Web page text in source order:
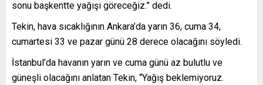
sonu başkentte yağışı göreceğiz.” dedi.
Tekin, hava sıcaklığının Ankara’da yarın 36, cuma 34,
cumartesi 33 ve pazar günü 28 derece olacağını söyledi.
İstanbul’da havanın yarın ve cuma günü az bulutlu ve
güneşli olacağını anlatan Tekin, “Yağış beklemiyoruz.